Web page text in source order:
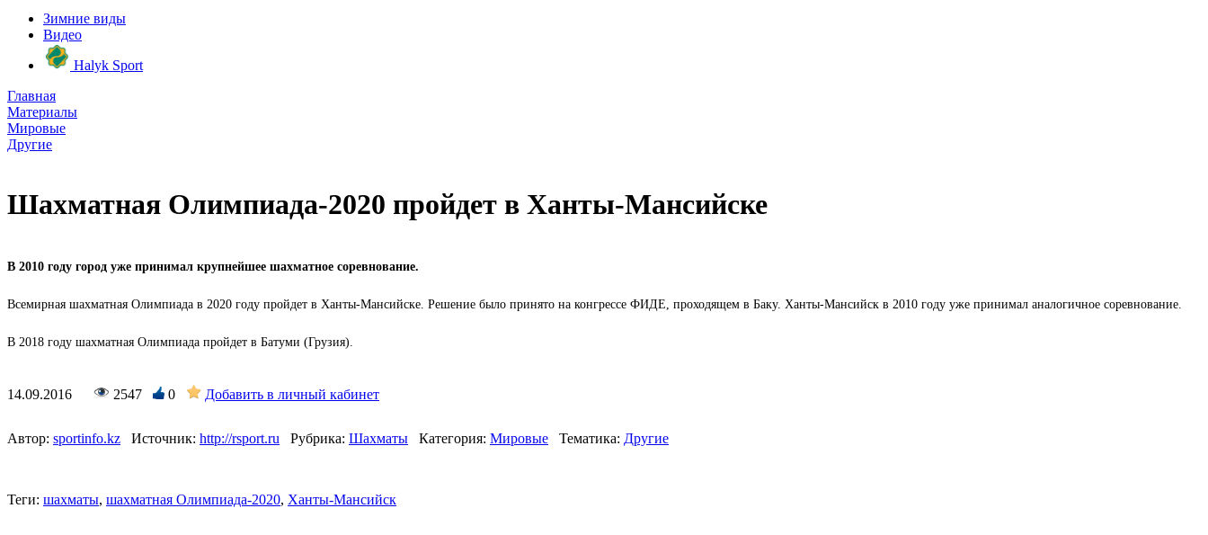
Зимние виды
Видео
Halyk Sport
Главная
Материалы
Мировые
Другие
Шахматная Олимпиада-2020 пройдет в Ханты-Мансийске
В 2010 году город уже принимал крупнейшее шахматное соревнование.
Всемирная шахматная Олимпиада в 2020 году пройдет в Ханты-Мансийске. Решение было принято на конгрессе ФИДЕ, проходящем в Баку. Ханты-Мансийск в 2010 году уже принимал аналогичное соревнование.
В 2018 году шахматная Олимпиада пройдет в Батуми (Грузия).
14.09.2016 2547 0 Добавить в личный кабинет
Автор: sportinfo.kz Источник: http://rsport.ru Рубрика: Шахматы Категория: Мировые Тематика: Другие
Теги: шахматы, шахматная Олимпиада-2020, Ханты-Мансийск